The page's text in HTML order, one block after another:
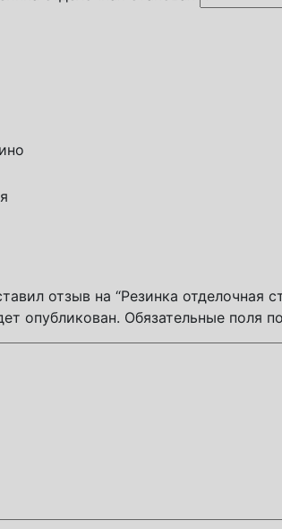
отзыв на “Резинка отделочная
опубликован. Обязательные поля